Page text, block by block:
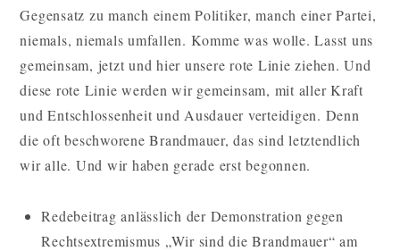
Gegensatz zu manch einem Politiker, manch einer Partei,
niemals, niemals umfallen. Komme was wolle. Lasst uns
gemeinsam, jetzt und hier unsere rote Linie ziehen. Und
diese rote Linie werden wir gemeinsam, mit aller Kraft
und Entschlossenheit und Ausdauer verteidigen. Denn
die oft beschworene Brandmauer, das sind letztendlich
wir alle. Und wir haben gerade erst begonnen.
Redebeitrag anlässlich der Demonstration gegen
Rechtsextremismus „Wir sind die Brandmauer“ am